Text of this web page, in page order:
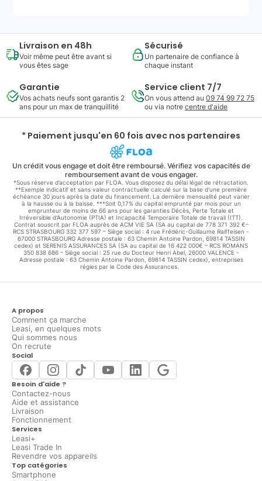
Livraison en 48h
Voir même peut être avant si
vous êtes sage
Sécurisé
Un partenaire de confiance à
chaque instant
Garantie
Vos achats neufs sont garantis 2
ans pour un max de tranquillité
Service client 7/7
On vous attend au 09 74 99 72 75
ou via notre centre d'aide
* Paiement jusqu'en 60 fois avec nos partenaires
Un crédit vous engage et doit être remboursé. Vérifiez vos capacités de
remboursement avant de vous engager.
*Sous réserve d’acceptation par FLOA. Vous disposez du délai légal de rétractation.
**Exemple indicatif et sans valeur contractuelle calculé sur la base d'une première
échéance 30 jours après la date du financement. La dernière mensualité peut varier
à la hausse ou à la baisse. ***Soit 0,17% du capital emprunté par mois pour un
emprunteur de moins de 66 ans pour les garanties Décès, Perte Totale et
Irréversible d'Autonomie (PTIA) et Incapacité Temporaire Totale de travail (ITT).
Contrat souscrit par FLOA auprès de ACM VIE SA (SA au capital de 778 371 392 €–
RCS STRASBOURG 332 377 597 – Siège social : 4 rue Frédéric-Guillaume Raiffeisen -
67000 STRASBOURG Adresse postale : 63 Chemin Antoine Pardon, 69814 TASSIN
cedex) et SERENIS ASSURANCES SA (SA au capital de 16 422 000€ – RCS ROMANS
350 838 686 – Siège social : 25 rue du Docteur Henri Abel, 26000 VALENCE -
Adresse postale : 63 Chemin Antoine Pardon, 69814 TASSIN cedex), entreprises
régies par le Code des Assurances.
A propos
Comment ça marche
Leasi, en quelques mots
Qui sommes nous
On recrute
Social
Besoin d'aide ?
Contactez-nous
Aide et assistance
Livraison
Fonctionnement
Services
Leasi+
Leasi Trade In
Revendre vos appareils
Top catégories
Smartphone